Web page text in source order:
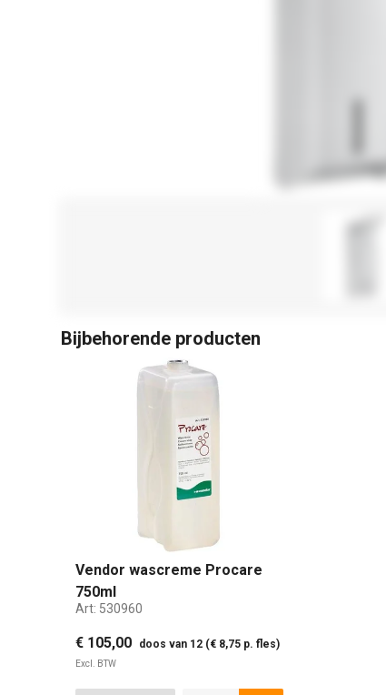
Bijbehorende producten
Vendor wascreme Procare
750ml
Art: 530960
€ 105,00 doos van 12 (€ 8,75 p. fles)
Excl. BTW